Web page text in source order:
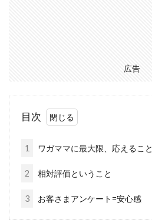
広告
目次
1 ワガママに最大限、応えること
2 相対評価ということ
3 お客さまアンケート=安心感